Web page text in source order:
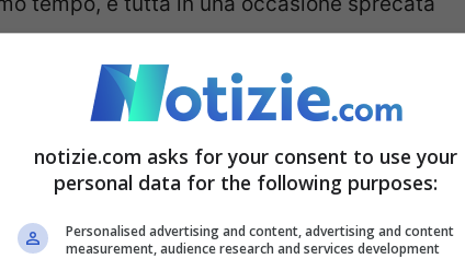
di Gilardino, che presenta però una
le risorse per dare maggiore qualità
il posto diPellegrini, e la musica cambia
pericolosissima e decisa a strappare
notizie.com asks for your consent to use your
personal data for the following purposes:
Personalised advertising and content, advertising and content
measurement, audience research and services development